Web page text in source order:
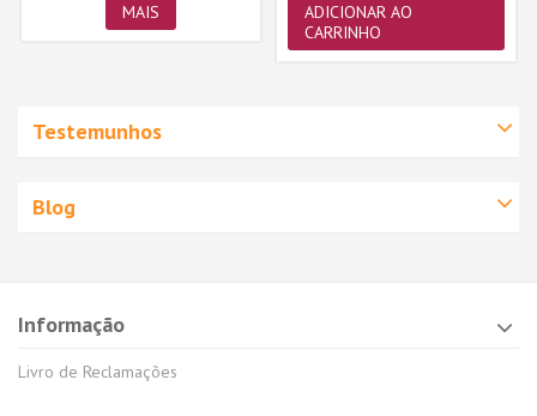
MAIS
ADICIONAR AO
CARRINHO
Testemunhos
Blog
Informação
Livro de Reclamações